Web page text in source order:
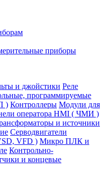
приборы
и джойстики Реле
программируемые
) Контроллеры Модули для
оператора HMI ( ЧМИ )
и источники
Серводвигатели
VFD ) Микро ПЛК и
Контрольно-
и концевые